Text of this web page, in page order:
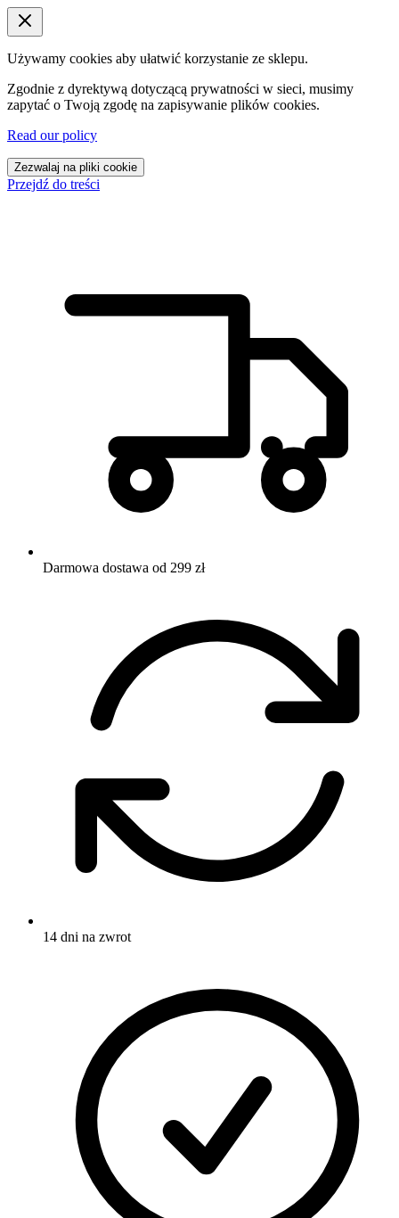
Używamy cookies aby ułatwić korzystanie ze sklepu.
Zgodnie z dyrektywą dotyczącą prywatności w sieci, musimy
zapytać o Twoją zgodę na zapisywanie plików cookies.
Read our policy
Zezwalaj na pliki cookie
Przejdź do treści
Darmowa dostawa od 299 zł
14 dni na zwrot